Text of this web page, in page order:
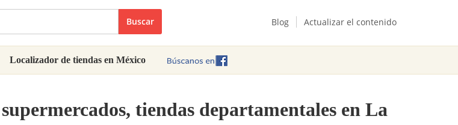
Buscar Blog Actualizar el contenido
Localizador de tiendas en México
tiendas departamentales en La